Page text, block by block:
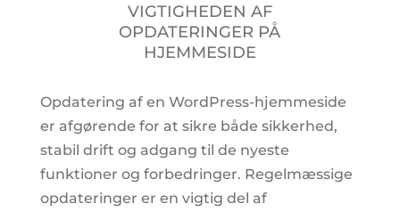
VIGTIGHEDEN AF
OPDATERINGER PÅ
HJEMMESIDE
Opdatering af en WordPress-hjemmeside
er afgørende for at sikre både sikkerhed,
stabil drift og adgang til de nyeste
funktioner og forbedringer. Regelmæssige
opdateringer er en vigtig del af